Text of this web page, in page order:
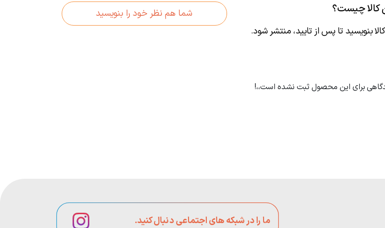
کالا چیست؟
بنویسید تا پس از تایید، منتشر شود.
شما هم نظر خود را بنویسید
برای این محصول ثبت نشده است،،!
ما را در شبکه های اجتماعی دنبال کنید.